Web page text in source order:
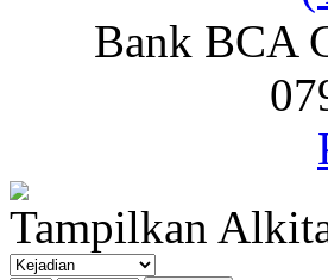
Bank BCA
Tampilkan